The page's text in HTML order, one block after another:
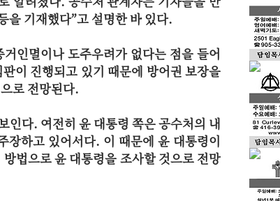
을 기재했다”고 설명한 바 있다.
인멸이나 도주우려가 없다는 점을 들어
이 진행되고 있기 때문에 방어권 보장을
로 전망된다.
인다. 여전히 윤 대통령 쪽은 공수처의 내
장하고 있어서다. 이 때문에 윤 대통령이
방법으로 윤 대통령을 조사할 것으로 전망